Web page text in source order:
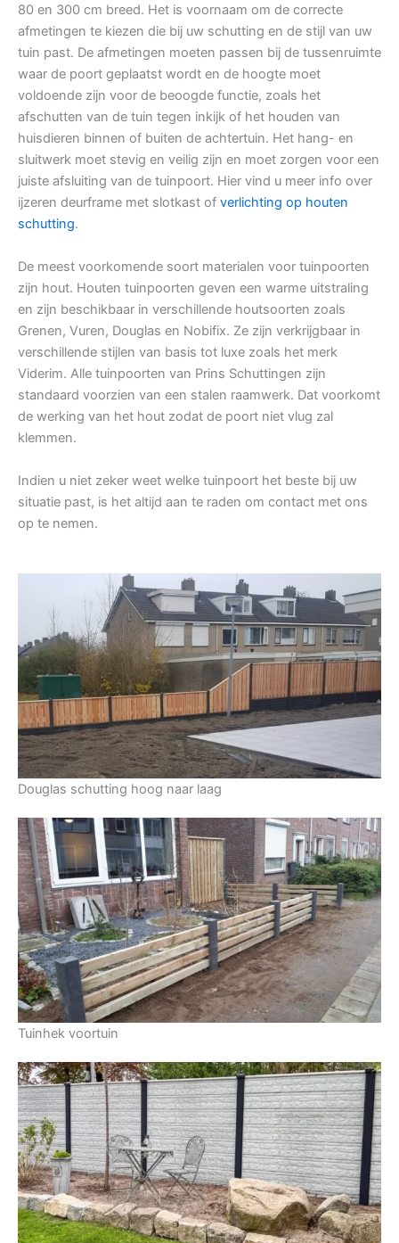
80 en 300 cm breed. Het is voornaam om de correcte
afmetingen te kiezen die bij uw schutting en de stijl van uw
tuin past. De afmetingen moeten passen bij de tussenruimte
waar de poort geplaatst wordt en de hoogte moet
voldoende zijn voor de beoogde functie, zoals het
afschutten van de tuin tegen inkijk of het houden van
huisdieren binnen of buiten de achtertuin. Het hang- en
sluitwerk moet stevig en veilig zijn en moet zorgen voor een
juiste afsluiting van de tuinpoort. Hier vind u meer info over
ijzeren deurframe met slotkast of verlichting op houten
schutting.
De meest voorkomende soort materialen voor tuinpoorten
zijn hout. Houten tuinpoorten geven een warme uitstraling
en zijn beschikbaar in verschillende houtsoorten zoals
Grenen, Vuren, Douglas en Nobifix. Ze zijn verkrijgbaar in
verschillende stijlen van basis tot luxe zoals het merk
Viderim. Alle tuinpoorten van Prins Schuttingen zijn
standaard voorzien van een stalen raamwerk. Dat voorkomt
de werking van het hout zodat de poort niet vlug zal
klemmen.
Indien u niet zeker weet welke tuinpoort het beste bij uw
situatie past, is het altijd aan te raden om contact met ons
op te nemen.
Douglas schutting hoog naar laag
Tuinhek voortuin